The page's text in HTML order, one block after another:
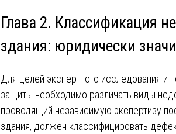
Глава 2. Классификация
здания: юридически
Для целей экспертного исследования
защиты необходимо различать виды
проводящий независимую экспертизу
здания, должен классифицировать